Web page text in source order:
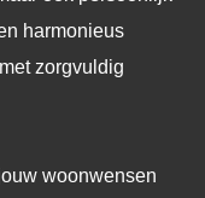
harmonieus
zorgvuldig
woonwensen